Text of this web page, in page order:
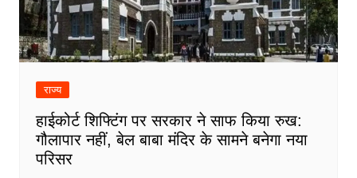
राज्य
हाईकोर्ट शिफ्टिंग पर सरकार ने साफ किया रुख:
गौलापार नहीं, बेल बाबा मंदिर के सामने बनेगा नया
परिसर